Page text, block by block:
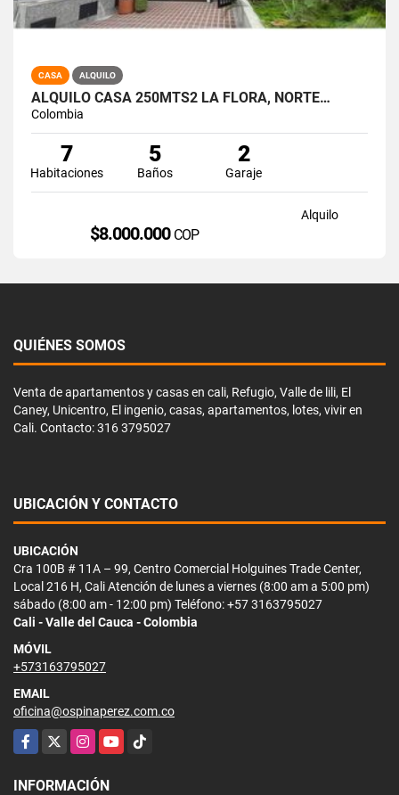
CASA ALQUILO
ALQUILO CASA 250MTS2 LA FLORA, NORTE…
Colombia
7
Habitaciones
5
Baños
2
Garaje
Alquilo
$8.000.000 COP
QUIÉNES SOMOS
Venta de apartamentos y casas en cali, Refugio, Valle de lili, El
Caney, Unicentro, El ingenio, casas, apartamentos, lotes, vivir en
Cali. Contacto: 316 3795027
UBICACIÓN Y CONTACTO
UBICACIÓN
Cra 100B # 11A – 99, Centro Comercial Holguines Trade Center,
Local 216 H, Cali Atención de lunes a viernes (8:00 am a 5:00 pm)
sábado (8:00 am - 12:00 pm) Teléfono: +57 3163795027
Cali - Valle del Cauca - Colombia
MÓVIL
+573163795027
EMAIL
oficina@ospinaperez.com.co
Facebook
X InstagramYouTubeTikTok
INFORMACIÓN